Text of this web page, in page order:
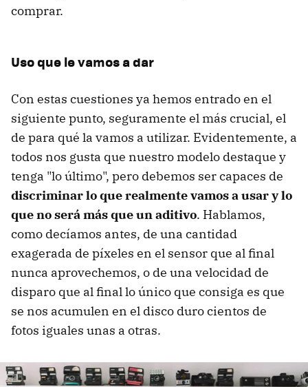
comprar.
Uso que le vamos a dar
Con estas cuestiones ya hemos entrado en el
siguiente punto, seguramente el más crucial, el
de para qué la vamos a utilizar. Evidentemente, a
todos nos gusta que nuestro modelo destaque y
tenga "lo último", pero debemos ser capaces de
discriminar lo que realmente vamos a usar y lo
que no será más que un aditivo. Hablamos,
como decíamos antes, de una cantidad
exagerada de píxeles en el sensor que al final
nunca aprovechemos, o de una velocidad de
disparo que al final lo único que consiga es que
se nos acumulen en el disco duro cientos de
fotos iguales unas a otras.